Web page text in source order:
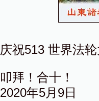
庆祝513 世界法
叩拜！合十！
2020年5月9日